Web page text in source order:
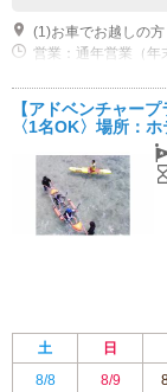
(1)お車でお越しの
営業：通年営業（年
【アドベンチャー
〈1名OK〉場所
土 日
8/8
8/9